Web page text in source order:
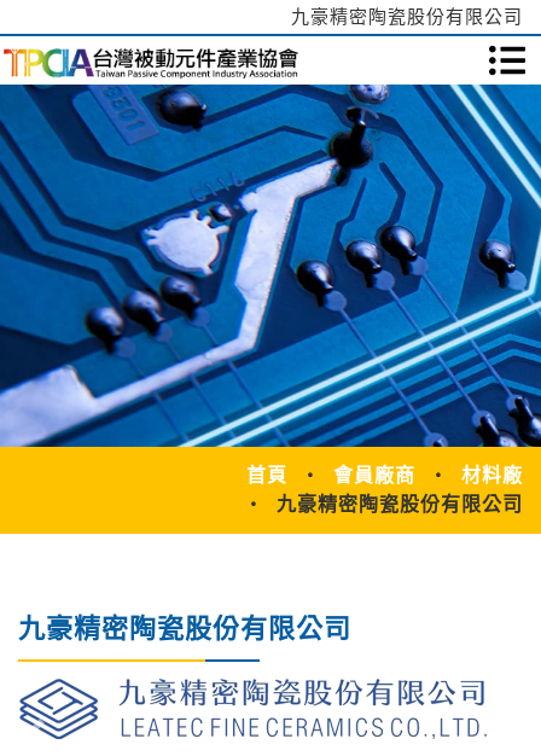
九豪精密陶瓷股份有限公司
首頁 會員廠商
材料廠
九豪精密陶瓷股份有限公司
九豪精密陶瓷股份有限公司
Previous